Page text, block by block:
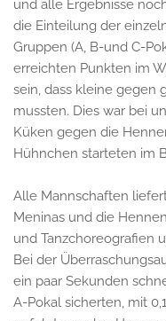
und alle Ergebnisse
die Einteilung der
Gruppen (A, B-und C-
erreichten Punkten im
sein, dass kleine gegen
mussten. Dies war bei
Küken gegen die
Hühnchen starteten im
Alle Mannschaften
Meninas und die
und Tanzchoreografien
Bei der
ein paar Sekunden
A-Pokal sicherten, mit